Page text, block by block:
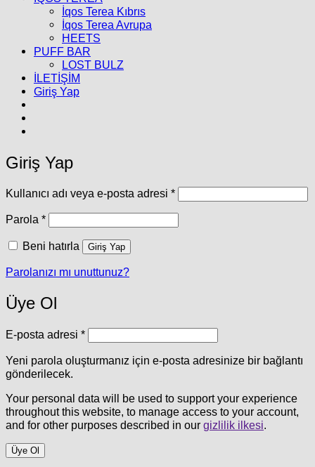
İqos Terea Kıbrıs
İqos Terea Avrupa
HEETS
PUFF BAR
LOST BULZ
İLETİŞİM
Giriş Yap
Giriş Yap
Kullanıcı adı veya e-posta adresi *Gerekli
Parola *Gerekli
Beni hatırla Giriş Yap
Parolanızı mı unuttunuz?
Üye Ol
E-posta adresi *Gerekli
Yeni parola oluşturmanız için e-posta adresinize bir bağlantı
gönderilecek.
Your personal data will be used to support your experience
throughout this website, to manage access to your account,
and for other purposes described in our gizlilik ilkesi.
Üye Ol